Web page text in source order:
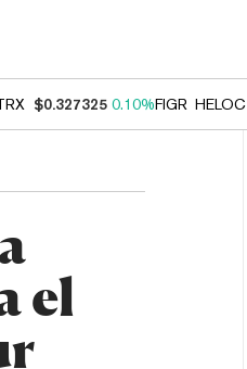
$0.327325 0.10%FIGR_HELOC
el